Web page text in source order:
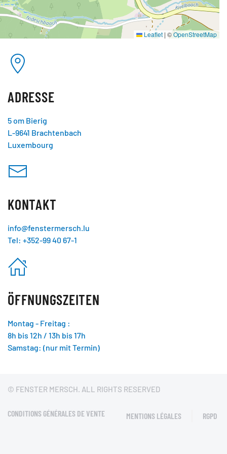
Leaflet | ©OpenStreetMap
ADRESSE
5 om Bierig
L-9641 Brachtenbach
Luxembourg
KONTAKT
info@fenstermersch.lu
Tel: +352-99 40 67-1
ÖFFNUNGSZEITEN
Montag - Freitag :
8h bis 12h / 13h bis 17h
Samstag: (nur mit Termin)
© FENSTER MERSCH. ALL RIGHTS RESERVED
CONDITIONS GÉNÉRALES DE VENTE MENTIONS LÉGALES RGPD